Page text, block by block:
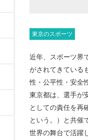
東京のスポーツ
近年、スポーツ界
がされてきている
性・公平性・安全
東京都は、選手が
としての責任を再
という。）と共催
世界の舞台で活躍